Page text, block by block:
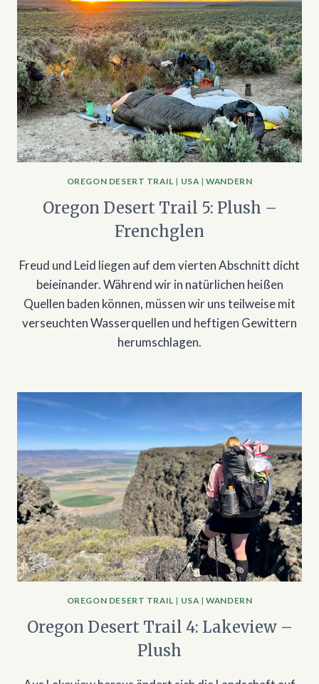
OREGON DESERT TRAIL | USA |WANDERN
Oregon Desert Trail 5: Plush –
Frenchglen
Freud und Leid liegen auf dem vierten Abschnitt dicht
beieinander. Während wir in natürlichen heißen
Quellen baden können, müssen wir uns teilweise mit
verseuchten Wasserquellen und heftigen Gewittern
herumschlagen.
OREGON DESERT TRAIL | USA|WANDERN
Oregon Desert Trail 4: Lakeview –
Plush